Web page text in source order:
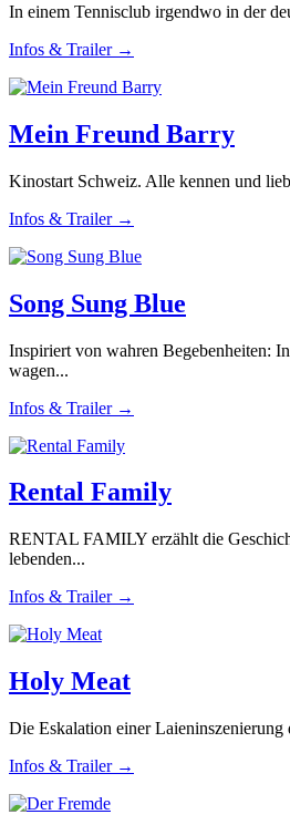
In einem Tennisclub irgendwo in der
Infos & Trailer →
Mein Freund Barry
Kinostart Schweiz. Alle kennen und
Infos & Trailer →
Song Sung Blue
Inspiriert von wahren Begebenheiten:
wagen...
Infos & Trailer →
Rental Family
RENTAL FAMILY erzählt die
lebenden...
Infos & Trailer →
Holy Meat
Die Eskalation einer Laieninszenierung
Infos & Trailer →